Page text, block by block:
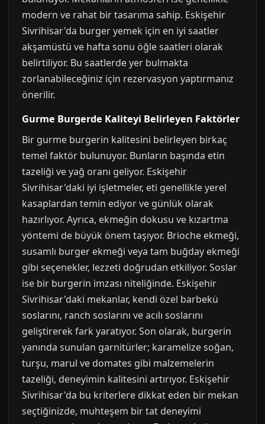
modern ve rahat bir tasarıma sahip. Eskişehir
Sivrihisar'da burger yemek için en iyi saatler
akşamüstü ve hafta sonu öğle saatleri olarak
belirtiliyor. Bu saatlerde yer bulmakta
zorlanabileceğiniz için rezervasyon yaptırmanız
önerilir.
Gurme Burgerde Kaliteyi Belirleyen Faktörler
Bir gurme burgerin kalitesini belirleyen birkaç
temel faktör bulunuyor. Bunların başında etin
tazeliği ve yağ oranı geliyor. Eskişehir
Sivrihisar'daki iyi işletmeler, eti genellikle yerel
kasaplardan temin ediyor ve günlük olarak
hazırlıyor. Ayrıca, ekmeğin dokusu ve kızartma
yöntemi de büyük önem taşıyor. Brioche ekmeği,
susamlı burger ekmeği veya tam buğday ekmeği
gibi seçenekler, lezzeti doğrudan etkiliyor. Soslar
ise bir burgerin imzası niteliğinde. Eskişehir
Sivrihisar'daki mekanlar, kendi özel barbekü
soslarını, ranch soslarını ve acılı soslarını
geliştirerek fark yaratıyor. Son olarak, burgerin
yanında sunulan garnitürler; karamelize soğan,
turşu, marul ve domates gibi malzemelerin
tazeliği, deneyimin kalitesini artırıyor. Eskişehir
Sivrihisar'da bu kriterlere dikkat eden bir mekan
seçtiğinizde, muhteşem bir tat deneyimi